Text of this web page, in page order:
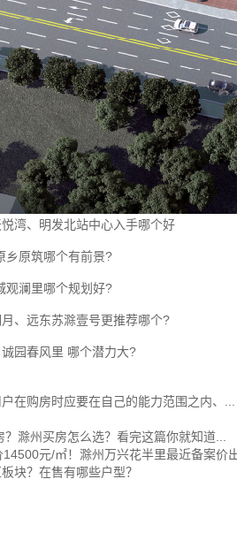
湾、明发北站中心入手哪个好
乡原筑哪个有前景?
观澜里哪个规划好?
、远东苏滁壹号更推荐哪个?
园春风里 哪个潜力大?
在购房时应要在自己的能力范围之内、...
滁州买房怎么选？看完这篇你就知道...
元/㎡！滁州万兴花半里最近备案价
块？在售有哪些户型？